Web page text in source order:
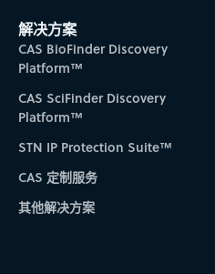
解决方案
CAS BioFinder Discovery
Platform™
CAS SciFinder Discovery
Platform™
STN IP Protection Suite™
CAS 定制服务
其他解决方案